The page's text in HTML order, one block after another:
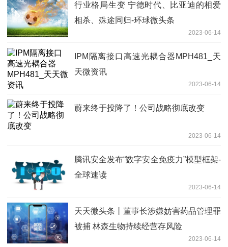
行业格局生变 宁德时代、比亚迪的相爱
相杀、殊途同归-环球微头条
2023-06-14
IPM隔离接口高速光耦合器MPH481_天
天微资讯
2023-06-14
蔚来终于投降了！公司战略彻底改变
2023-06-14
腾讯安全发布“数字安全免疫力”模型框架-
全球速读
2023-06-14
天天微头条丨董事长涉嫌妨害药品管理罪
被捕 林森生物持续经营存风险
2023-06-14